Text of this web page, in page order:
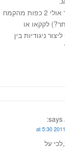
אפשר להמיר אולי 2 כפות מהקמח
לקקאו או
ניגודיות בין
says:
על